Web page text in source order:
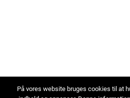
På vores website bruges cookies til at